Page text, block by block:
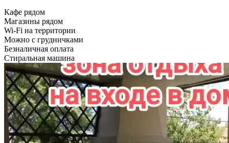
Кафе рядом
Магазины рядом
Wi-Fi на территории
Можно с грудничками
Безналичная оплата
Стиральная машина